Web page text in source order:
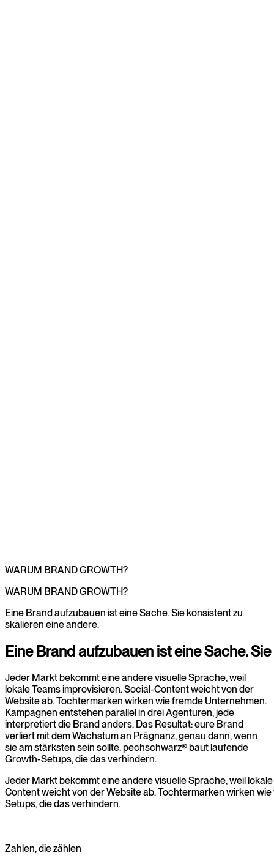
WARUM BRAND GROWTH?
WARUM BRANDGROWTH?
Eine Brand aufzubauen ist eine Sache. Sie konsistent zu
skalieren eine andere.
Eine Brandaufzubauen isteineSache.Sie
Jeder Markt bekommt eine andere visuelle Sprache, weil
lokale Teams improvisieren. Social-Content weicht von der
Website ab. Tochtermarken wirken wie fremde Unternehmen.
Kampagnen entstehen parallel in drei Agenturen, jede
interpretiert die Brand anders. Das Resultat: eure Brand
verliert mit dem Wachstum an Prägnanz, genau dann, wenn
sie am stärksten sein sollte. pechschwarz® baut laufende
Growth-Setups, die das verhindern.
Jeder Markt bekommteineanderevisuelleSprache,weil lokale
Contentweichtvon derWebsiteab.Tochtermarken wirken wie
Setups,diedasverhindern.
Projekt anfragen
Zahlen, die zählen